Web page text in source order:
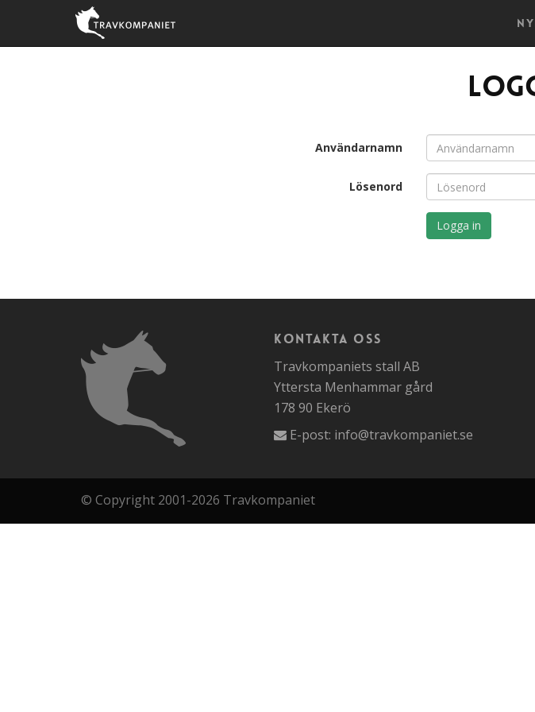
Användarnamn
Lösenord
Kontakta oss
Travkompaniets stall AB
Yttersta Menhammar gård
178 90 Ekerö
E-post: info@travkompaniet.se
© Copyright 2001-2026 Travkompaniet